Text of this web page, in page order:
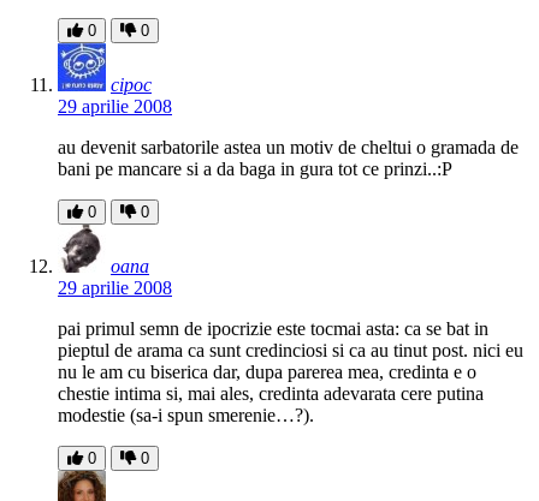
0 0
cipoc
29 aprilie 2008
au devenit sarbatorile astea un motiv de cheltui o gramada de
bani pe mancare si a da baga in gura tot ce prinzi..:P
0 0
oana
29 aprilie 2008
pai primul semn de ipocrizie este tocmai asta: ca se bat in
pieptul de arama ca sunt credinciosi si ca au tinut post. nici eu
nu le am cu biserica dar, dupa parerea mea, credinta e o
chestie intima si, mai ales, credinta adevarata cere putina
modestie (sa-i spun smerenie…?).
0 0